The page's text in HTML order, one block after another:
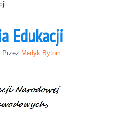
Edukacji
Przez Medyk Bytom